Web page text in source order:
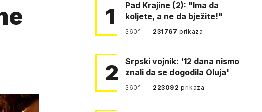
1
Pad Krajine (2): "Ima da
koljete, a ne da bježite!"
360° 231767prikaza
2
Srpski vojnik: '12 dana nismo
znali da se dogodila Oluja'
360° 223092prikaza